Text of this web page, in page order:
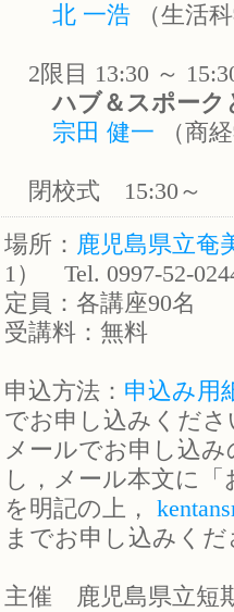
北 一浩 （生活
2限目 13:30 ～
ハブ＆スポーク
宗田 健一
（商
閉校式 15:30～
場所： 鹿児島県立奄
1） Tel. 0997-52-
定員：各講座90名
受講料：無料
申込方法： 申込み用
でお申し込みくださ
メールでお申し込
し，メール本文に
を明記の上，
までお申し込みく
主催 鹿児島県立短